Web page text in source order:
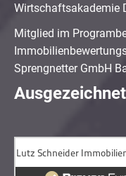
Wirtschaftsakademie
Mitglied im
Sprengnetter GmbH
Ausgezeichnet